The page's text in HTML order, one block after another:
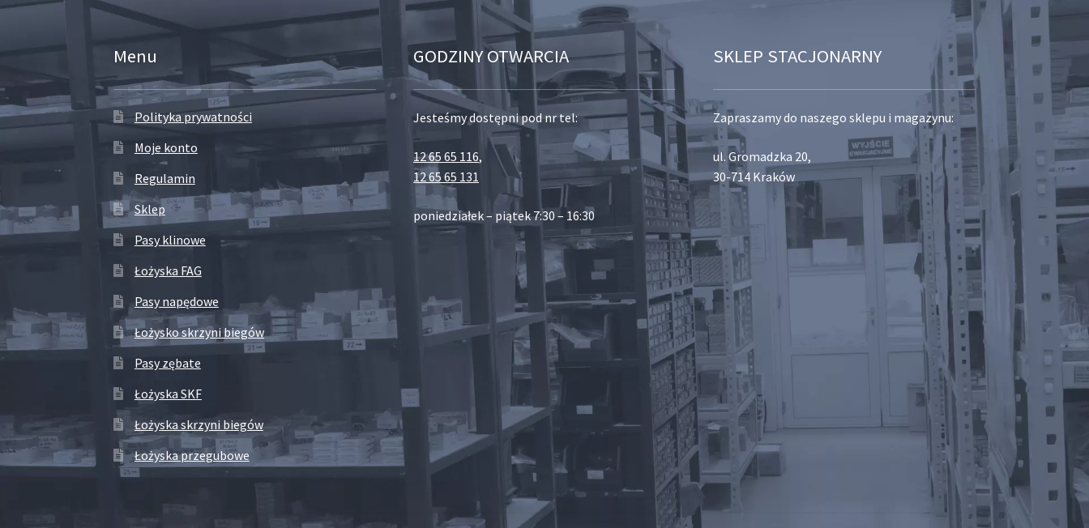
Menu
Polityka prywatności
Moje konto
Regulamin
Sklep
Pasy klinowe
Łożyska FAG
Pasy napędowe
Łożysko skrzyni biegów
Pasy zębate
Łożyska SKF
Łożyska skrzyni biegów
Łożyska przegubowe
GODZINY OTWARCIA
Jesteśmy dostępni pod nr tel:
12 65 65 116,
12 65 65 131
poniedziałek – piątek 7:30 – 16:30
SKLEP STACJONARNY
Zapraszamy do naszego sklepu i magazynu:
ul. Gromadzka 20,
30-714 Kraków